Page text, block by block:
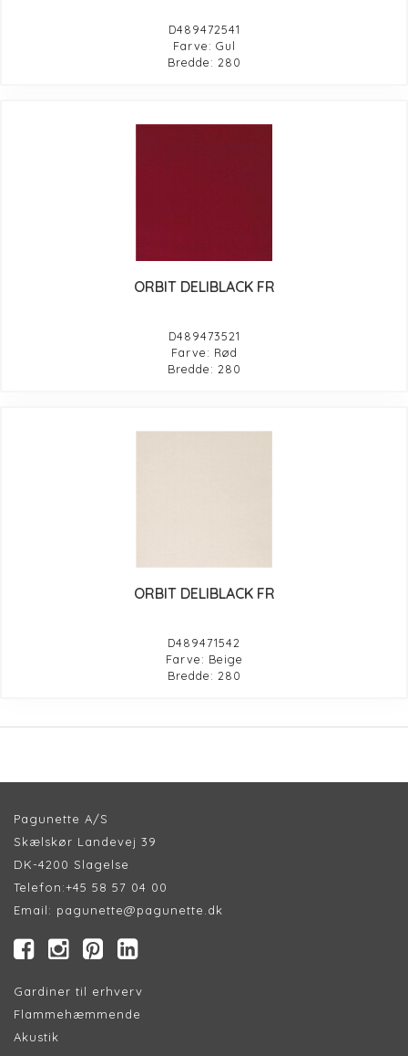
D489472541
Farve: Gul
Bredde: 280
ORBIT DELIBLACK FR
D489473521
Farve: Rød
Bredde: 280
ORBIT DELIBLACK FR
D489471542
Farve: Beige
Bredde: 280
Pagunette A/S
Skælskør Landevej 39
DK-4200 Slagelse
Telefon:+45 58 57 04 00
Email: pagunette@pagunette.dk
Gardiner til erhverv
Flammehæmmende
Akustik